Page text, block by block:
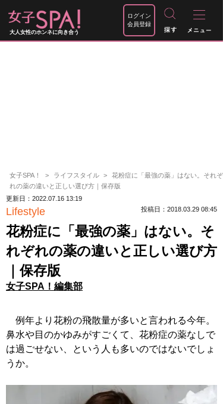
大人女性のホンネに向き合う
ログイン
会員登録
女子SPA！ ライフスタイル
花粉症に「最強の薬」はない。それぞ
れの薬の違いと正しい選び方｜保存版
更新日：2022.07.16 13:19
Lifestyle 投稿日：2018.03.29 08:45
花粉症に「最強の薬」はない。そ
れぞれの薬の違いと正しい選び方
｜保存版
女子SPA！編集部
例年より花粉の飛散量が多いと言われる今年。
鼻水や目のかゆみがすごくて、花粉症の薬なしで
は過ごせない、という人も多いのではないでしょ
うか。